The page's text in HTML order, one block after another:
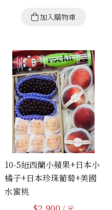
加入購物車
10-5紐西蘭小蘋果+日本小
橘子+日本珍珠葡萄+美國
水蜜桃